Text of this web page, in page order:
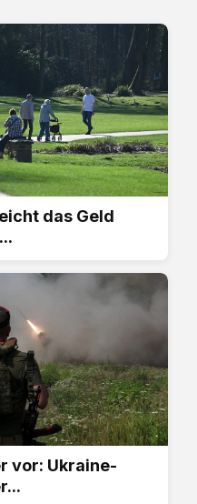
das Geld
vor: Ukraine-